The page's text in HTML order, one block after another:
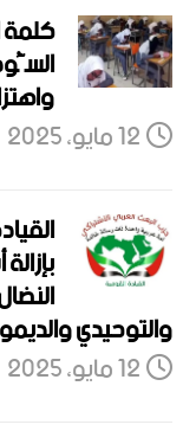
12 مايو، 2025
والتوحيدي
12 مايو، 2025